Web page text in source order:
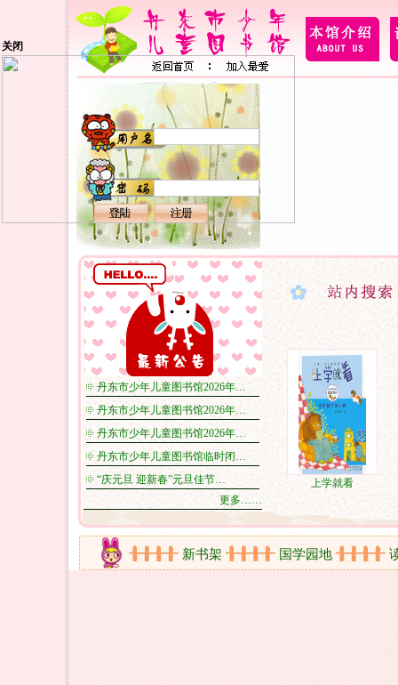
关闭
丹东市少年儿童图书馆2026年…
丹东市少年儿童图书馆2026年…
丹东市少年儿童图书馆2026年…
丹东市少年儿童图书馆临时闭…
“庆元旦 迎新春”元旦佳节…
更多……
上学就看
在线视频 新书架 国学园地 读书